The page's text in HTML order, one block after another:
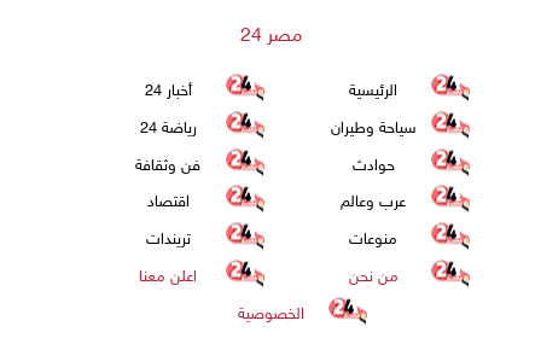
مصر 24
الرئيسية
أخبار 24
سياحة وطيران
رياضة 24
حوادث
فن وثقافة
عرب وعالم
اقتصاد
منوعات
تريندات
من نحن
اعلن معنا
الخصوصية